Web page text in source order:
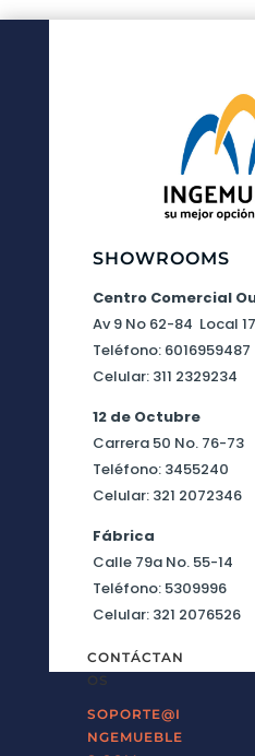
SHOWROOMS
Centro Comercial
Av 9 No 62-84 Local
Teléfono: 6016959487
Celular: 311 2329234
12 de Octubre
Carrera 50 No. 76-73
Teléfono: 3455240
Celular: 321 2072346
Fábrica
Calle 79a No. 55-14
Teléfono: 5309996
Celular: 321 2076526
CONTÁCTAN
OS
SOPORTE@I
NGEMUEBLE